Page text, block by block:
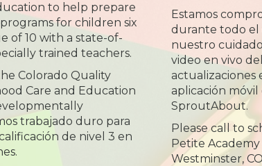
to help prepare
for children six
of 10 with a state-of-
trained teachers.
Colorado Quality
Care and Education
trabajado duro para
de nivel 3 en
Estamos
durante todo el
nuestro
video en vivo
actualizaciones
aplicación móvil
SproutAbout.
Please call to
Petite
Westminster,